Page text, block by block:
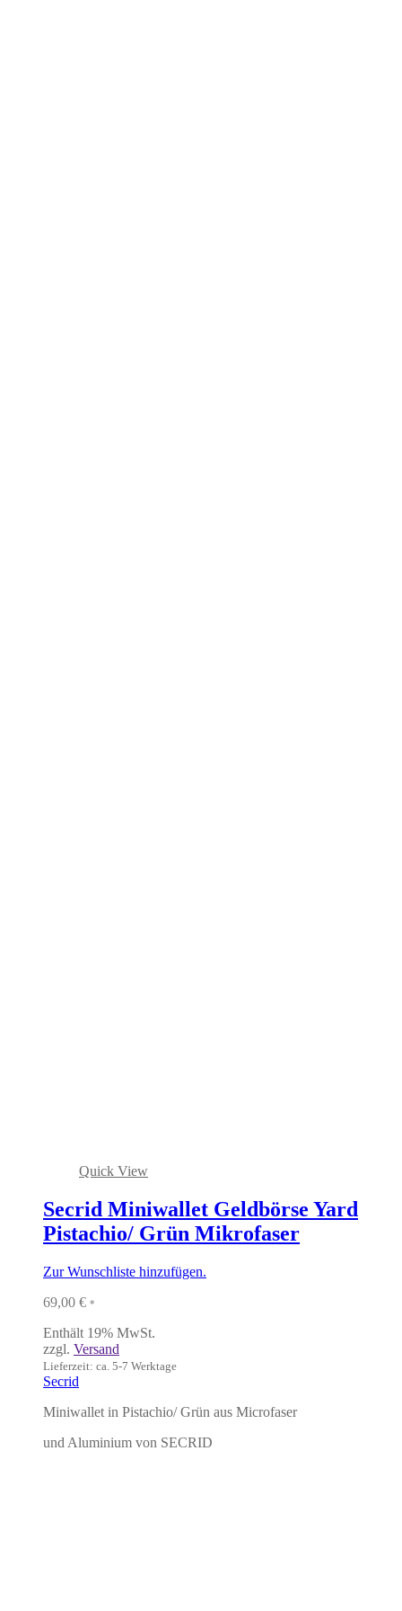
Quick View
Secrid Miniwallet Geldbörse Yard
Pistachio/ Grün Mikrofaser
Zur Wunschliste hinzufügen.
69,00 € *
Enthält 19% MwSt.
zzgl. Versand
Lieferzeit: ca. 5-7 Werktage
Secrid
Miniwallet in Pistachio/ Grün aus Microfaser
und Aluminium von SECRID